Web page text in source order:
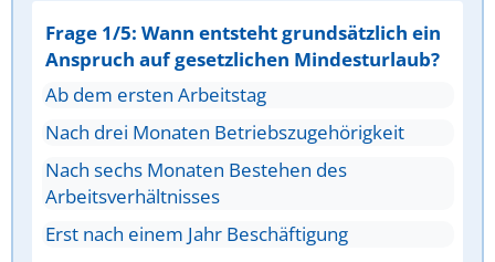
Frage 1/5: Wann entsteht grundsätzlich ein
Anspruch auf gesetzlichen Mindesturlaub?
Ab dem ersten Arbeitstag
Nach drei Monaten Betriebszugehörigkeit
Nach sechs Monaten Bestehen des
Arbeitsverhältnisses
Erst nach einem Jahr Beschäftigung